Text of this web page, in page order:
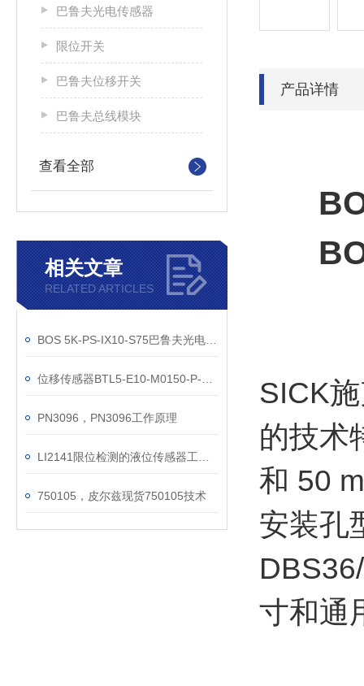
巴鲁夫光电传感器
限位开关
巴鲁夫位移开关
巴鲁夫总线模块
查看全部
相关文章
RELATED ARTICLES
PN3096，PN3096工作原理
750105，皮尔兹现货750105技术
产品详情
SICK
的技术
和 50
安装孔
寸和通